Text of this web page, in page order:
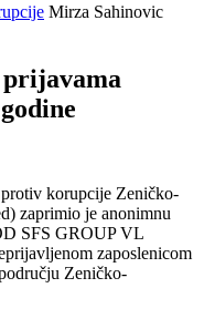
Mirza Sahinovic
korupcije Zeničko-
zaprimio je anonimnu
SFS GROUP VL
zaposlenicom
Zeničko-